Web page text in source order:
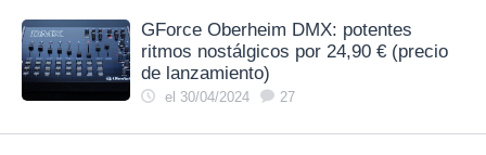
GForce Oberheim DMX: potentes
ritmos nostálgicos por 24,90 € (precio
de lanzamiento)
el 30/04/2024 27